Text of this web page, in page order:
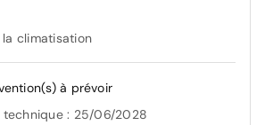
la climatisation
à prévoir
technique : 25/06/2028